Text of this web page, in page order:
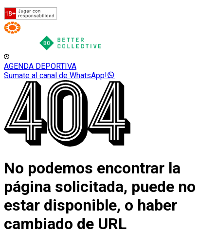
AGENDA DEPORTIVA
Sumate al canal de WhatsApp!
No podemos encontrar la
página solicitada, puede no
estar disponible, o haber
cambiado de URL